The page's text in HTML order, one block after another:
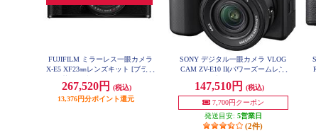
FUJIFILM ミラーレス一眼カメラ
X-E5 XF23㎜レンズキット [ブラッ
B-JP
267,520円
(税込)
13,376円分ポイント還元
SONY デジタル一眼カメラ VLOG
CAM ZV-E10 II(パワーズームレン
Q
147,510円
(税込)
7,700円クーポン
発送目安: 5営業日
(2件)